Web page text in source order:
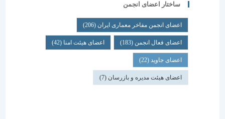
ساختار اعضای انجمن
اعضای انجمن مفاخر معماری ایران(206)
اعضای فعال انجمن(183) اعضای هیئت امنا (42)
اعضای جاوید(22)
اعضای هیئت مدیره و بازرسان(7)